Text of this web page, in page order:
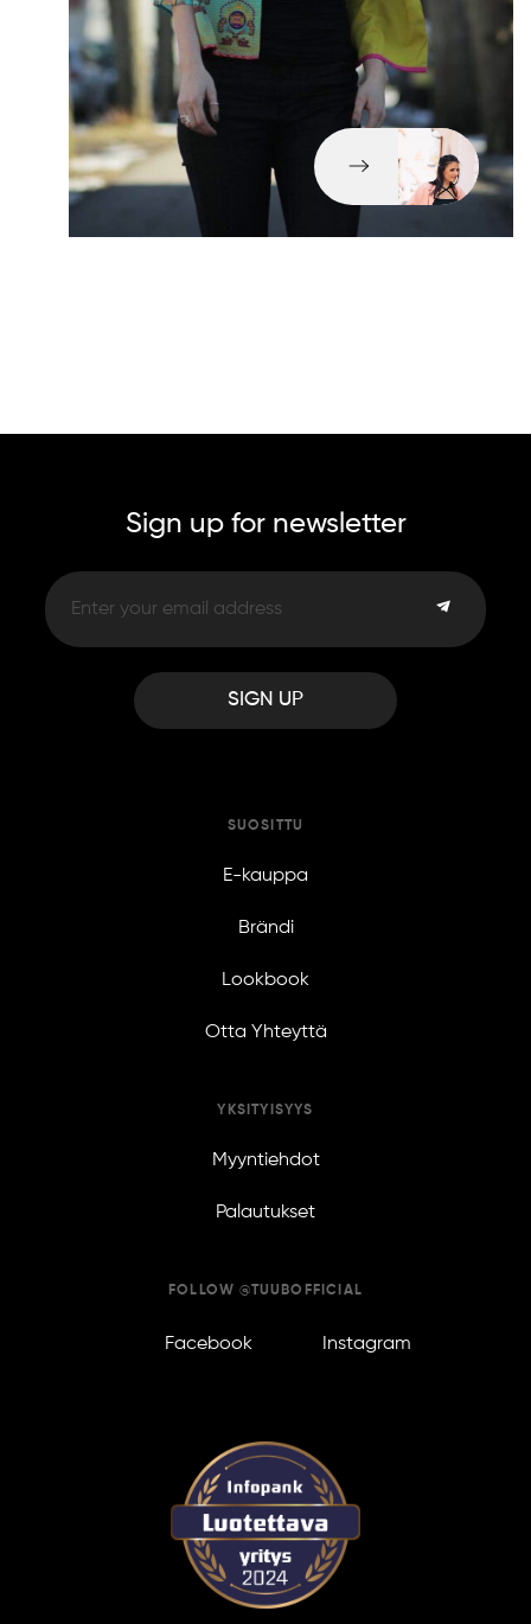
Sign up for newsletter
SIGN UP
SUOSITTU
E-kauppa
Brändi
Lookbook
Otta Yhteyttä
YKSITYISYYS
Myyntiehdot
Palautukset
FOLLOW @TUUBOFFICIAL
Facebook Instagram